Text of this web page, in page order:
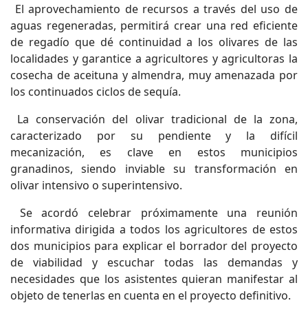
El aprovechamiento de recursos a través del uso de
aguas regeneradas, permitirá crear una red eficiente
de regadío que dé continuidad a los olivares de las
localidades y garantice a agricultores y agricultoras la
cosecha de aceituna y almendra, muy amenazada por
los continuados ciclos de sequía.
La conservación del olivar tradicional de la zona,
caracterizado por su pendiente y la difícil
mecanización, es clave en estos municipios
granadinos, siendo inviable su transformación en
olivar intensivo o superintensivo.
Se acordó celebrar próximamente una reunión
informativa dirigida a todos los agricultores de estos
dos municipios para explicar el borrador del proyecto
de viabilidad y escuchar todas las demandas y
necesidades que los asistentes quieran manifestar al
objeto de tenerlas en cuenta en el proyecto definitivo.